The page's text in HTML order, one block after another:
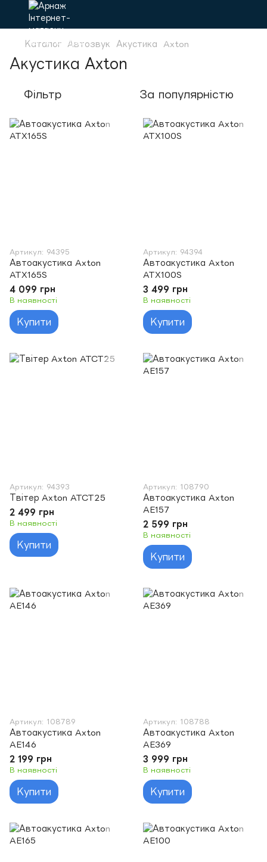
Каталог Автозвук Акустика Axton
Акустика Axton
Фільтр За популярністю
Артикул: 94395
Автоакустика Axton
ATX165S
4 099 грн
В наявності
Купити
Артикул: 94394
Автоакустика Axton
ATX100S
3 499 грн
В наявності
Купити
Артикул: 94393
Твітер Axton ATCT25
2 499 грн
В наявності
Купити
Артикул: 108790
Автоакустика Axton
AE157
2 599 грн
В наявності
Купити
Артикул: 108789
Автоакустика Axton
AE146
2 199 грн
В наявності
Купити
Артикул: 108788
Автоакустика Axton
AE369
3 999 грн
В наявності
Купити